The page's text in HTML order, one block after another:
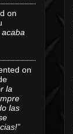
on
acaba
on
la
las